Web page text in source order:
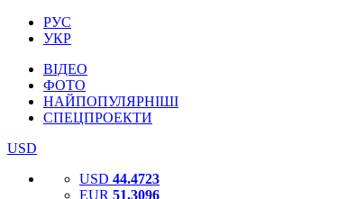
РУС
УКР
ВІДЕО
ФОТО
НАЙПОПУЛЯРНІШІ
СПЕЦПРОЕКТИ
USD
USD 44.4723
EUR 51.3096